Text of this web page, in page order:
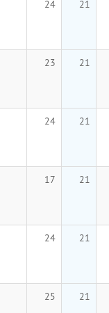
24 21
23 21
24 21
17 21
24 21
25 21